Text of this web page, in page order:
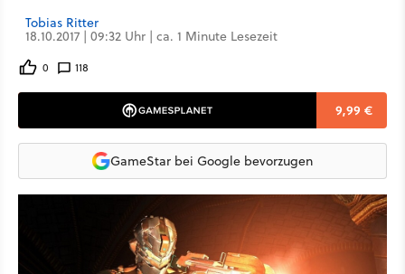
Tobias Ritter
18.10.2017 | 09:32 Uhr | ca. 1 Minute Lesezeit
0 118
9,99 €
GameStar bei Google bevorzugen